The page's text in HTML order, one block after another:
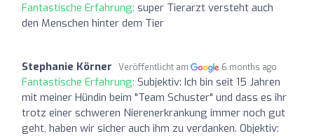
Fantastische Erfahrung: super Tierarzt versteht auch
den Menschen hinter dem Tier
Stephanie Körner Veröffentlicht am 6 months ago
Fantastische Erfahrung: Subjektiv: Ich bin seit 15 Jahren
mit meiner Hündin beim "Team Schuster" und dass es ihr
trotz einer schweren Nierenerkrankung immer noch gut
geht, haben wir sicher auch ihm zu verdanken. Objektiv: